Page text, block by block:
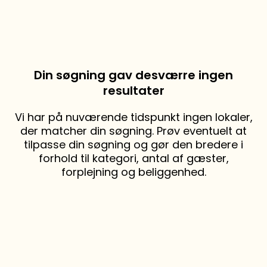
Din søgning gav desværre ingen
resultater
Vi har på nuværende tidspunkt ingen lokaler,
der matcher din søgning. Prøv eventuelt at
tilpasse din søgning og gør den bredere i
forhold til kategori, antal af gæster,
forplejning og beliggenhed.